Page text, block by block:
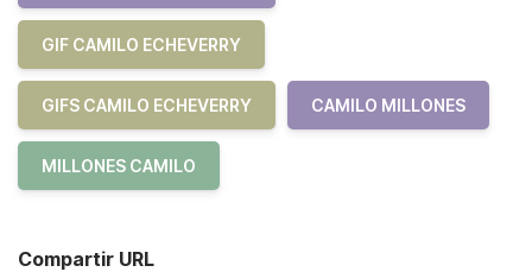
GIF CAMILO ECHEVERRY
GIFS CAMILO ECHEVERRY CAMILO MILLONES
MILLONES CAMILO
Compartir URL